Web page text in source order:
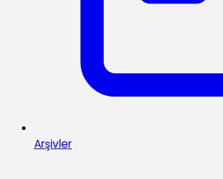
Arşivler